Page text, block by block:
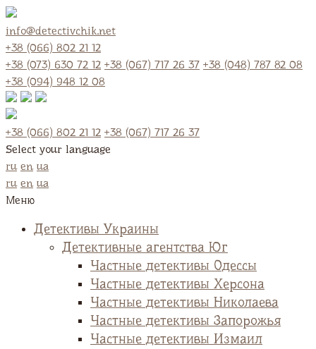
info@detectivchik.net
+38 (066) 802 21 12
+38 (073) 630 72 12 +38 (067) 717 26 37 +38 (048) 787 82 08
+38 (094) 948 12 08
+38 (066) 802 21 12 +38 (067) 717 26 37
Select your language
ru en ua
ru en ua
Меню
Детективы Украины
Детективные агентства Юг
Частные детективы Одессы
Частные детективы Херсона
Частные детективы Николаева
Частные детективы Запорожья
Частные детективы Измаил